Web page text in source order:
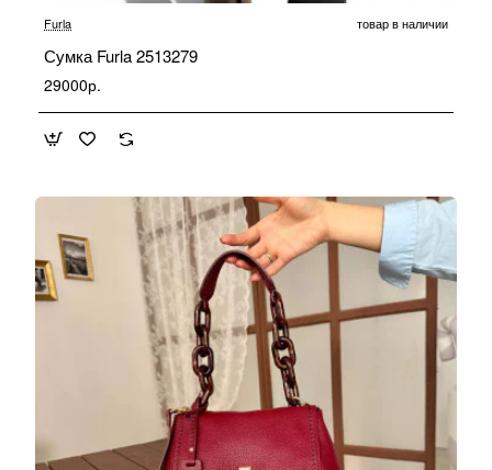
Furla товар в наличии
Сумка Furla 2513279
29000р.